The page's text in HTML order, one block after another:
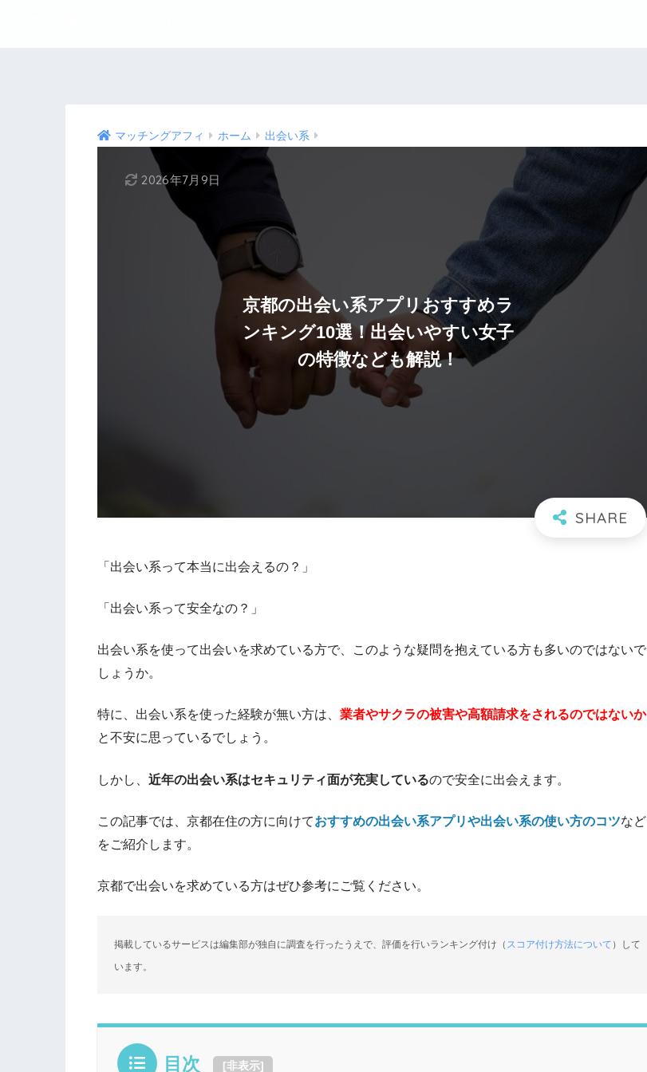
マッチングアフィ ホーム 出会い系
京都の出会い系アプリおすすめラ
ンキング10選！出会いやすい女子
の特徴なども解説！
2026年7月9日
「出会い系って本当に出会えるの？」
「出会い系って安全なの？」
出会い系を使って出会いを求めている方で、このような疑問を抱えている方も多いのではないで
しょうか。
特に、出会い系を使った経験が無い方は、 業者やサクラの被害や高額請求をされるのではないか
と不安に思っているでしょう。
しかし、 近年の出会い系はセキュリティ面が充実しているので安全に出会えます。
この記事では、京都在住の方に向けておすすめの出会い系アプリや出会い系の使い方のコツなど
をご紹介します。
京都で出会いを求めている方はぜひ参考にご覧ください。
掲載しているサービスは編集部が独自に調査を行ったうえで、評価を行いランキング付け（ スコア付け方法について ）して
います。
目次 [非表示]